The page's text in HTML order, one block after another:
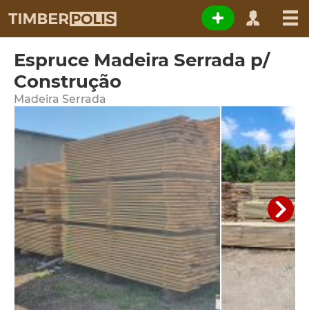
Espruce Madeira Serrada p/
Construção
Madeira Serrada